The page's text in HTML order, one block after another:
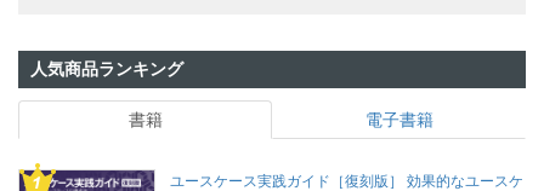
人気商品ランキング
書籍 電子書籍
ユースケース実践ガイド［復刻版］ 効果的なユースケ